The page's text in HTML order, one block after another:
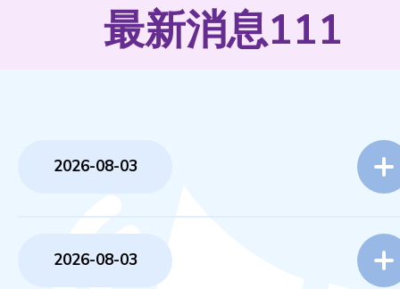
最新消息111
2026-08-03
2026-08-03